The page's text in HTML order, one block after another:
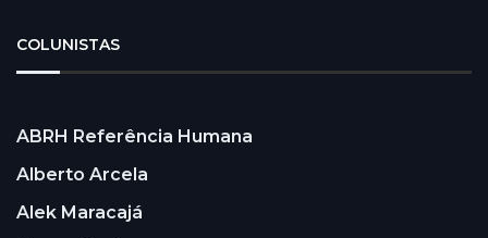
COLUNISTAS
ABRH Referência Humana
Alberto Arcela
Alek Maracajá